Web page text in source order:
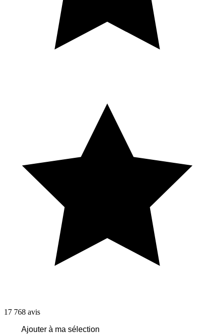
17 768 avis
Ajouter à ma sélection